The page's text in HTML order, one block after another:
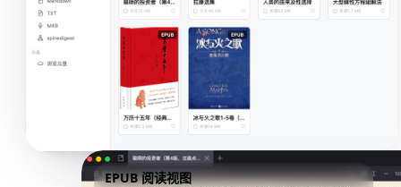
EPUB 阅读视图